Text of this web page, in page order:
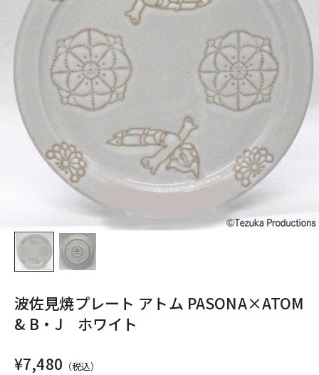
波佐見焼プレート アトム PASONA×ATOM
& B・J ホワイト
セール価格
¥7,480 （税込）